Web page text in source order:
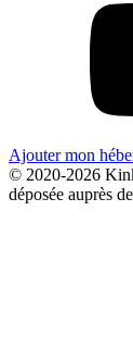
Ajouter mon
© 2020-2026
déposée auprès